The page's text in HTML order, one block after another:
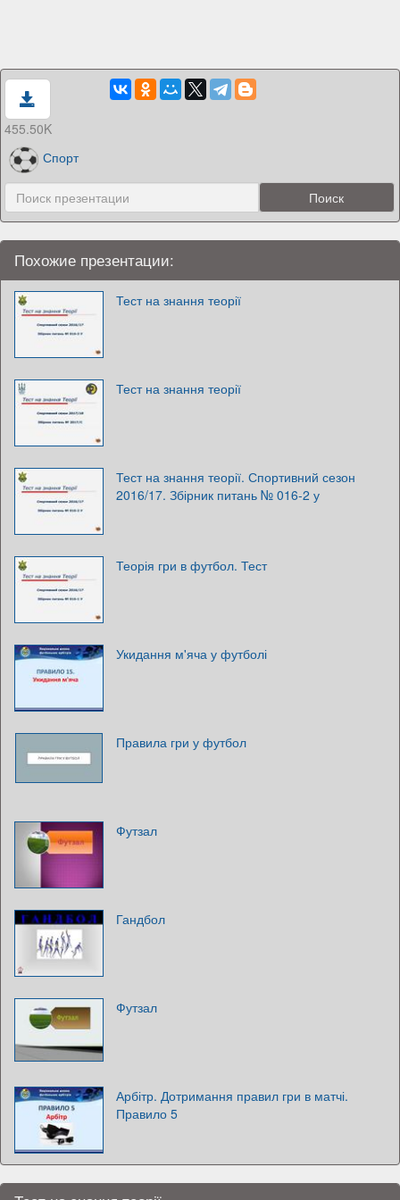
455.50K
Спорт
Похожие презентации:
Тест на знання теорії
Тест на знання теорії
Тест на знання теорії. Спортивний сезон
2016/17. Збірник питань № 016-2 у
Теорія гри в футбол. Тест
Укидання м'яча у футболі
Правила гри у футбол
Футзал
Гандбол
Футзал
Арбітр. Дотримання правил гри в матчі.
Правило 5